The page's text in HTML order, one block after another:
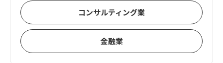
コンサルティング業
金融業